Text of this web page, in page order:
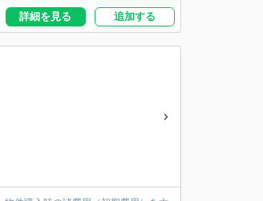
詳細を見る 追加する